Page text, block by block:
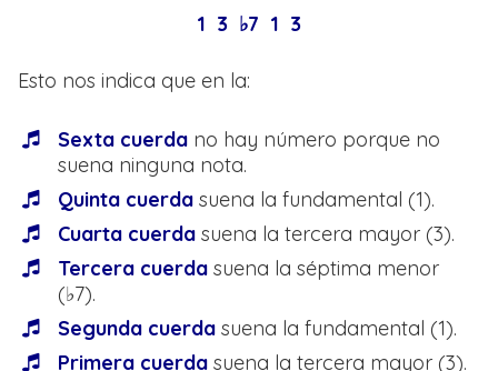
1 3 ♭7 1 3
Esto nos indica que en la:
Sexta cuerda no hay número porque no
suena ninguna nota.
Quinta cuerda suena la fundamental (1).
Cuarta cuerda suena la tercera mayor (3).
Tercera cuerda suena la séptima menor
(♭7).
Segunda cuerda suena la fundamental (1).
Primera cuerda suena la tercera mayor (3).